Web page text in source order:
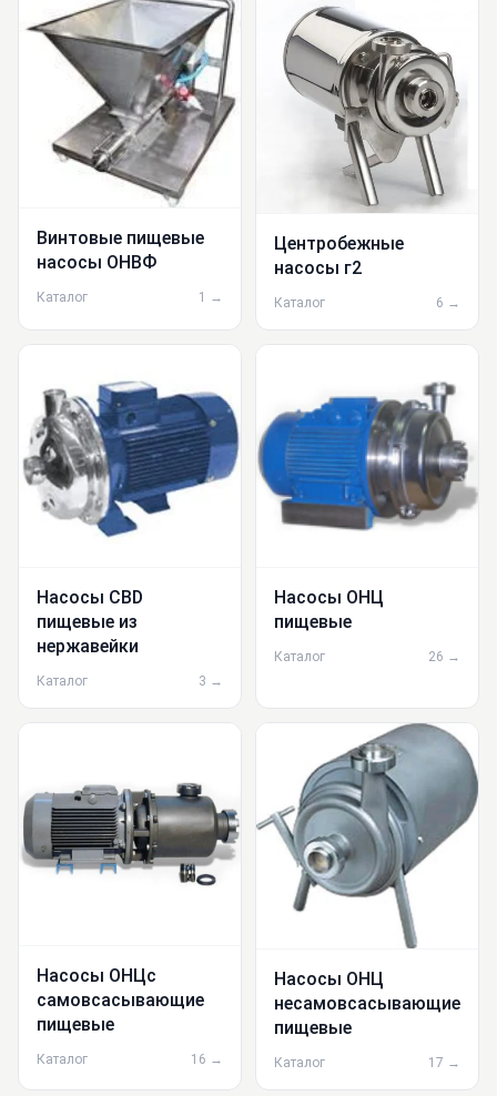
Винтовые пищевые
насосы ОНВФ
Каталог 1 →
Центробежные
насосы г2
Каталог 6 →
Насосы CBD
пищевые из
нержавейки
Каталог 3 →
Насосы ОНЦ
пищевые
Каталог 26 →
Насосы ОНЦс
самовсасывающие
пищевые
Каталог 16 →
Насосы ОНЦ
несамовсасывающие
пищевые
Каталог 17 →